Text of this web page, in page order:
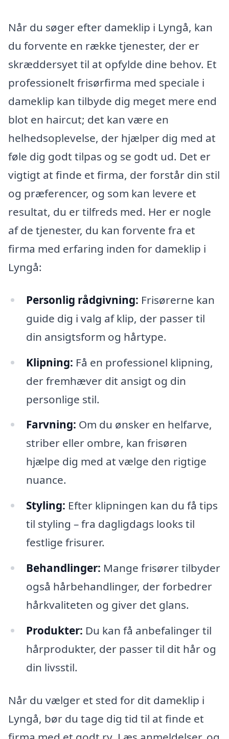
Når du søger efter dameklip i Lyngå, kan
du forvente en række tjenester, der er
skræddersyet til at opfylde dine behov. Et
professionelt frisørfirma med speciale i
dameklip kan tilbyde dig meget mere end
blot en haircut; det kan være en
helhedsoplevelse, der hjælper dig med at
føle dig godt tilpas og se godt ud. Det er
vigtigt at finde et firma, der forstår din stil
og præferencer, og som kan levere et
resultat, du er tilfreds med. Her er nogle
af de tjenester, du kan forvente fra et
firma med erfaring inden for dameklip i
Lyngå:
Personlig rådgivning: Frisørerne kan
guide dig i valg af klip, der passer til
din ansigtsform og hårtype.
Klipning: Få en professionel klipning,
der fremhæver dit ansigt og din
personlige stil.
Farvning: Om du ønsker en helfarve,
striber eller ombre, kan frisøren
hjælpe dig med at vælge den rigtige
nuance.
Styling: Efter klipningen kan du få tips
til styling – fra dagligdags looks til
festlige frisurer.
Behandlinger: Mange frisører tilbyder
også hårbehandlinger, der forbedrer
hårkvaliteten og giver det glans.
Produkter: Du kan få anbefalinger til
hårprodukter, der passer til dit hår og
din livsstil.
Når du vælger et sted for dit dameklip i
Lyngå, bør du tage dig tid til at finde et